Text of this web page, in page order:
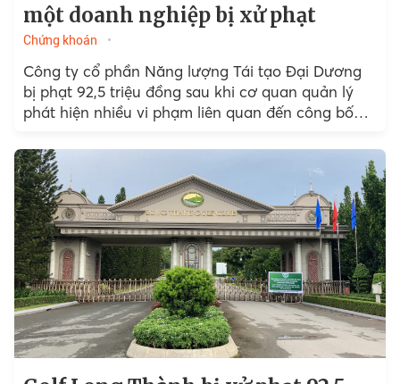
một doanh nghiệp bị xử phạt
Chứng khoán
Công ty cổ phần Năng lượng Tái tạo Đại Dương
bị phạt 92,5 triệu đồng sau khi cơ quan quản lý
phát hiện nhiều vi phạm liên quan đến công bố